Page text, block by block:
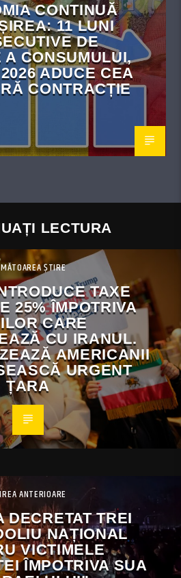
CONTINUĂ
11 LUNI
DE
A CONSUMULUI,
ADUCE CEA
CONTRACȚIE
LECTURA
ȘTIRE
TAXE
25% ÎMPOTRIVA
CARE
CU IRANUL.
AMERICANII
URGENT
ȚARA
ANTERIOARE
DECRETAT TREI
NAȚIONAL
VICTIMELE
ÎMPOTRIVA SUA